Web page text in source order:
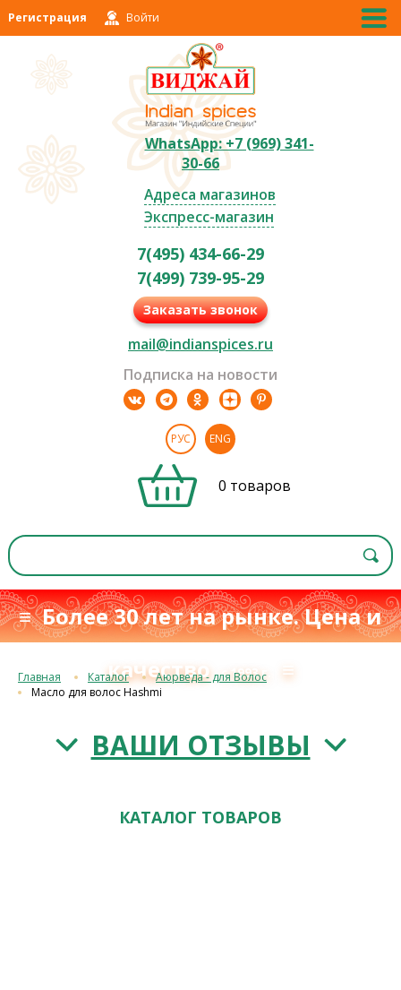
Регистрация Войти
WhatsApp: +7 (969) 341-
30-66
Адреса магазинов
Экспресс-магазин
7(495) 434-66-29
7(499) 739-95-29
Заказать звонок
mail@indianspices.ru
Подписка на новости
РУС ENG
0 товаров
≡ Более 30 лет на рынке. Цена и
качествос 1993 г. ≡
Главная Каталог
Аюрведа - для Волос
Масло для волос Hashmi
ВАШИ ОТЗЫВЫ
КАТАЛОГ ТОВАРОВ